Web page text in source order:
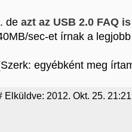
de azt az USB 2.0 FAQ
sec-et írnak a
egyébként meg
Elküldve: 2012. Okt. 25. 21:21